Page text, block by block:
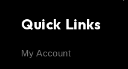
Quick Links
My Account